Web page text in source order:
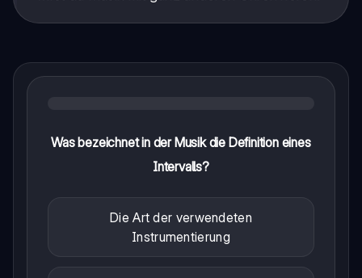
Was bezeichnet in der Musik die Definition eines
Intervalls?
Die Art der verwendeten
Instrumentierung